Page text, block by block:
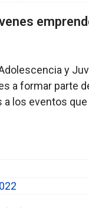
y
a formar parte
los eventos que